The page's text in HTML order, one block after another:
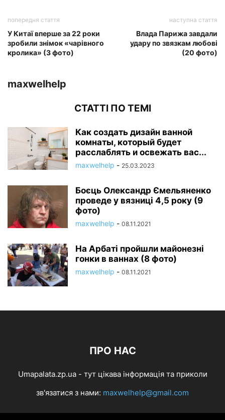
попередня стаття
У Китаї вперше за 22 роки
зробили знімок «чарівного
кролика» (3 фото)
наступна стаття
Влада Парижа завдали
удару по звязкам любові
(20 фото)
maxwelhelp
СТАТТІ ПО ТЕМІ
Как создать дизайн ванной
комнаты, который будет
расслаблять и освежать вас...
maxwelhelp - 25.03.2023
Боєць Олександр Ємельяненко
проведе у вязниці 4,5 року (9
фото)
maxwelhelp - 08.11.2021
На Арбаті пройшли майонезні
гонки в ваннах (8 фото)
maxwelhelp - 08.11.2021
ПРО НАС
Umapalata.zp.ua - тут цікава інформація та приколи
зв'язатися з нами: maxwelhelp@gmail.com